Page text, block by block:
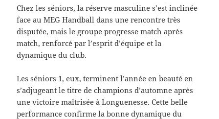
Chez les séniors, la réserve masculine s’est inclinée
face au MEG Handball dans une rencontre très
disputée, mais le groupe progresse match après
match, renforcé par l’esprit d’équipe et la
dynamique du club.
Les séniors 1, eux, terminent l’année en beauté en
s’adjugeant le titre de champions d’automne après
une victoire maîtrisée à Longuenesse. Cette belle
performance confirme la bonne dynamique du